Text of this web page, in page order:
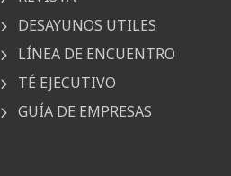
DESAYUNOS UTILES
LÍNEA DE ENCUENTRO
TÉ EJECUTIVO
GUÍA DE EMPRESAS